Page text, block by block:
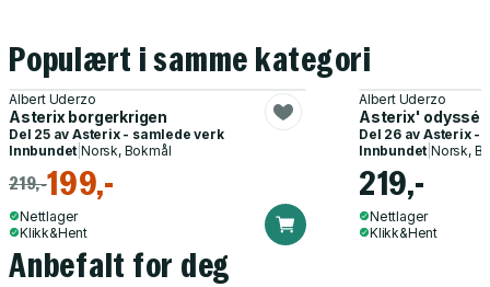
Populært i samme kategori
Albert Uderzo
Asterix borgerkrigen
Del 25 av Asterix - samlede verk
Innbundet |Norsk, Bokmål
219,-199,-
Nettlager
Klikk&Hent
Albert Uderzo
Asterix' odyssé
Del 26 av Asterix -
Innbundet Norsk,
219,-
Nettlager
Klikk&Hent
Anbefalt for deg